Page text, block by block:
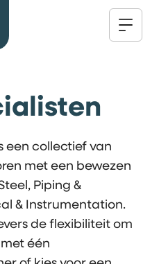
een collectief van
met een bewezen
Piping &
& Instrumentation.
de flexibiliteit om
één